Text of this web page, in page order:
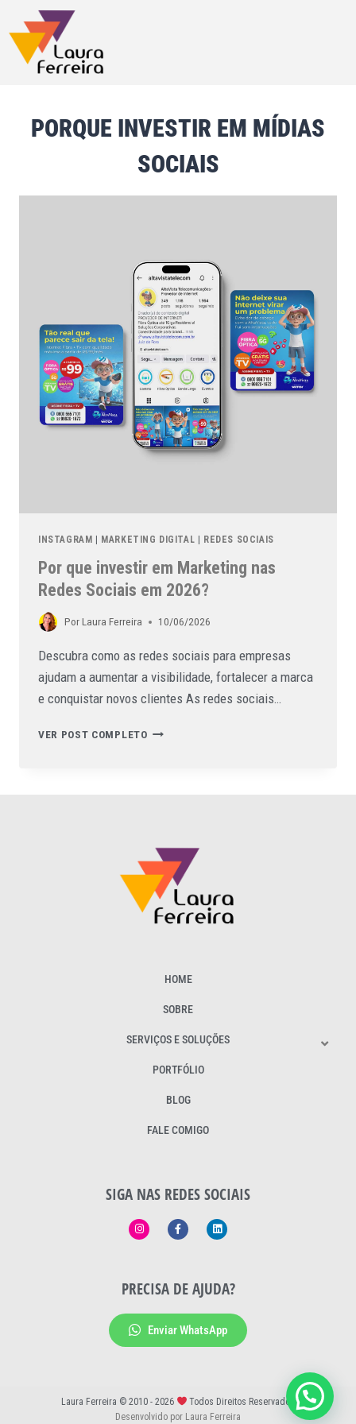
PORQUE INVESTIR EM MÍDIAS
SOCIAIS
INSTAGRAM | MARKETING DIGITAL | REDES SOCIAIS
Por que investir em Marketing nas
Redes Sociais em 2026?
PorLaura Ferreira 10/06/2026
Descubra como as redes sociais para empresas
ajudam a aumentar a visibilidade, fortalecer a marca
e conquistar novos clientes As redes sociais…
VER POST COMPLETO
HOME
SOBRE
SERVIÇOS E SOLUÇÕES
PORTFÓLIO
BLOG
FALE COMIGO
SIGA NAS REDES SOCIAIS
PRECISA DE AJUDA?
Enviar WhatsApp
Laura Ferreira © 2010 - 2026
Todos Direitos Reservados
Desenvolvido por Laura Ferreira